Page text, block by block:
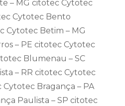
– MG citotec Cytotec
Cytotec Bento
Cytotec Betim – MG
– PE citotec Cytotec
Blumenau – SC
– RR citotec Cytotec
Bragança – PA
Paulista – SP citotec